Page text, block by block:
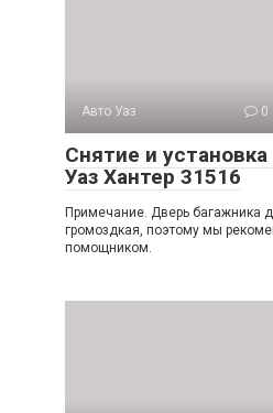
Авто Уаз 0
Снятие и
Уаз Хантер 31516
Примечание. Дверь багажника
громоздкая, поэтому мы
помощником.